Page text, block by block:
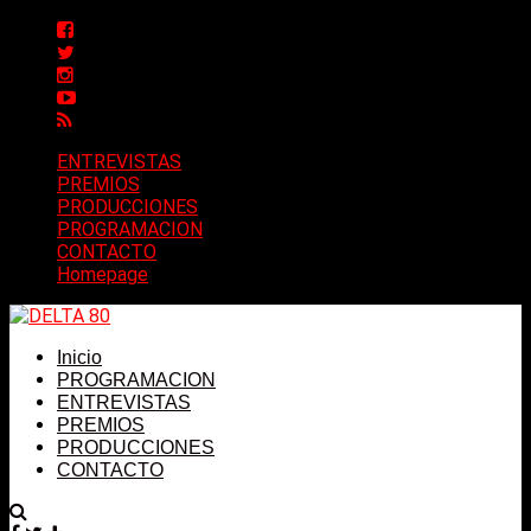
ENTREVISTAS
PREMIOS
PRODUCCIONES
PROGRAMACION
CONTACTO
Homepage
Inicio
PROGRAMACION
ENTREVISTAS
PREMIOS
PRODUCCIONES
CONTACTO